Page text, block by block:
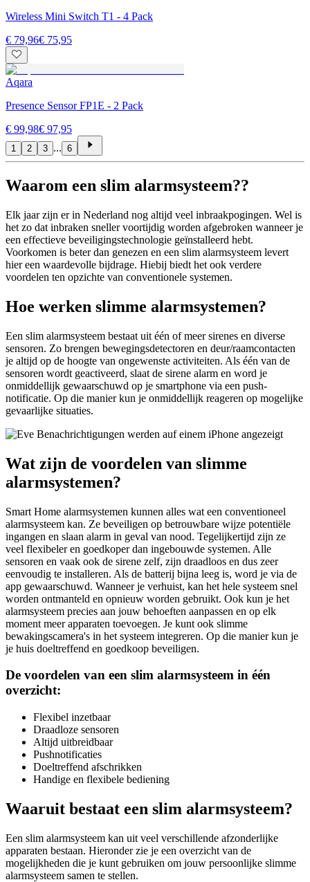
Wireless Mini Switch T1 - 4 Pack
€ 79,96€ 75,95
Aqara
Presence Sensor FP1E - 2 Pack
€ 99,98€ 97,95
1 2 3 ... 6
Waarom een slim alarmsysteem??
Elk jaar zijn er in Nederland nog altijd veel inbraakpogingen. Wel is
het zo dat inbraken sneller voortijdig worden afgebroken wanneer je
een effectieve beveiligingstechnologie geïnstalleerd hebt.
Voorkomen is beter dan genezen en een slim alarmsysteem levert
hier een waardevolle bijdrage. Hiebij biedt het ook verdere
voordelen ten opzichte van conventionele systemen.
Hoe werken slimme alarmsystemen?
Een slim alarmsysteem bestaat uit één of meer sirenes en diverse
sensoren. Zo brengen bewegingsdetectoren en deur/raamcontacten
je altijd op de hoogte van ongewenste activiteiten. Als één van de
sensoren wordt geactiveerd, slaat de sirene alarm en word je
onmiddellijk gewaarschuwd op je smartphone via een push-
notificatie. Op die manier kun je onmiddellijk reageren op mogelijke
gevaarlijke situaties.
Wat zijn de voordelen van slimme
alarmsystemen?
Smart Home alarmsystemen kunnen alles wat een conventioneel
alarmsysteem kan. Ze beveiligen op betrouwbare wijze potentiële
ingangen en slaan alarm in geval van nood. Tegelijkertijd zijn ze
veel flexibeler en goedkoper dan ingebouwde systemen. Alle
sensoren en vaak ook de sirene zelf, zijn draadloos en dus zeer
eenvoudig te installeren. Als de batterij bijna leeg is, word je via de
app gewaarschuwd. Wanneer je verhuist, kan het hele systeem snel
worden ontmanteld en opnieuw worden gebruikt. Ook kun je het
alarmsysteem precies aan jouw behoeften aanpassen en op elk
moment meer apparaten toevoegen. Je kunt ook slimme
bewakingscamera's in het systeem integreren. Op die manier kun je
je huis doeltreffend en goedkoop beveiligen.
De voordelen van een slim alarmsysteem in één
overzicht:
Flexibel inzetbaar
Draadloze sensoren
Altijd uitbreidbaar
Pushnotificaties
Doeltreffend afschrikken
Handige en flexibele bediening
Waaruit bestaat een slim alarmsysteem?
Een slim alarmsysteem kan uit veel verschillende afzonderlijke
apparaten bestaan. Hieronder zie je een overzicht van de
mogelijkheden die je kunt gebruiken om jouw persoonlijke slimme
alarmsysteem samen te stellen.